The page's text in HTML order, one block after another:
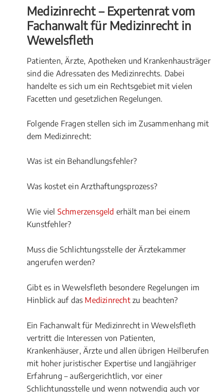
Medizinrecht – Expertenrat vom
Fachanwalt für Medizinrecht in
Wewelsfleth
Patienten, Ärzte, Apotheken und Krankenhausträger
sind die Adressaten des Medizinrechts. Dabei
handelte es sich um ein Rechtsgebiet mit vielen
Facetten und gesetzlichen Regelungen.
Folgende Fragen stellen sich im Zusammenhang mit
dem Medizinrecht:
Was ist ein Behandlungsfehler?
Was kostet ein Arzthaftungsprozess?
Wie viel Schmerzensgeld erhält man bei einem
Kunstfehler?
Muss die Schlichtungsstelle der Ärztekammer
angerufen werden?
Gibt es in Wewelsfleth besondere Regelungen im
Hinblick auf das Medizinrechtzu beachten?
Ein Fachanwalt für Medizinrecht in Wewelsfleth
vertritt die Interessen von Patienten,
Krankenhäuser, Ärzte und allen übrigen Heilberufen
mit hoher juristischer Expertise und langjähriger
Erfahrung – außergerichtlich, vor einer
Schlichtungsstelle und wenn notwendig auch vor